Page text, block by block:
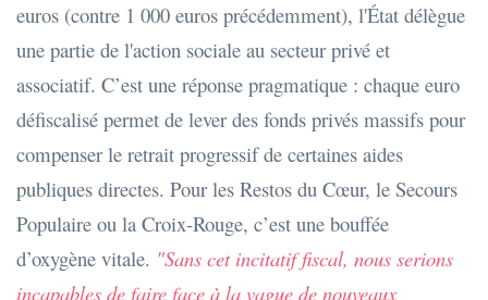
euros (contre 1 000 euros précédemment), l'État délègue
une partie de l'action sociale au secteur privé et
associatif. C’est une réponse pragmatique : chaque euro
défiscalisé permet de lever des fonds privés massifs pour
compenser le retrait progressif de certaines aides
publiques directes. Pour les Restos du Cœur, le Secours
Populaire ou la Croix-Rouge, c’est une bouffée
d’oxygène vitale. "Sans cet incitatif fiscal, nous serions
incapables de faire face à la vague de nouveaux